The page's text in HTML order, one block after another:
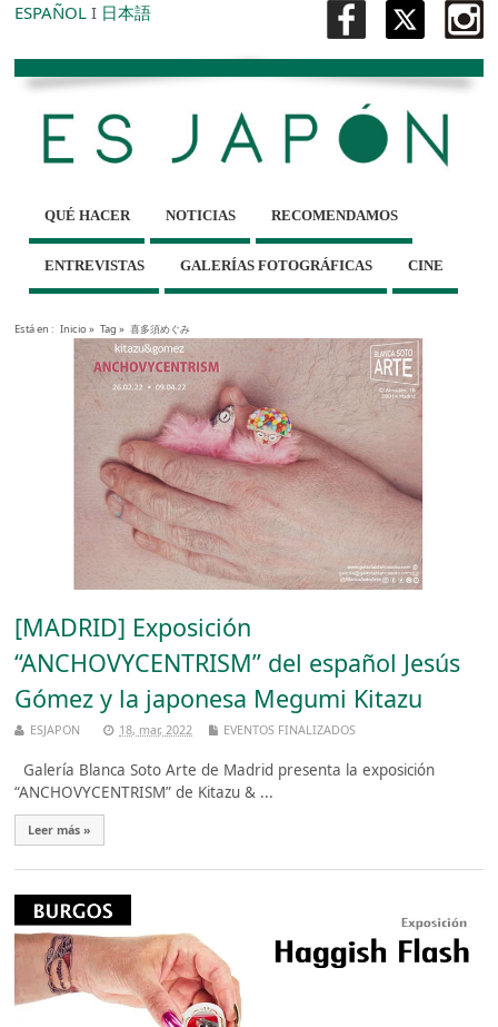
ESPAÑOL I 日本語
QUÉ HACER NOTICIAS RECOMENDAMOS
ENTREVISTAS GALERÍAS FOTOGRÁFICAS CINE
Está en : Inicio» Tag » 喜多須めぐみ
[MADRID] Exposición
“ANCHOVYCENTRISM” del español Jesús
Gómez y la japonesa Megumi Kitazu
ESJAPON 18, mar, 2022 EVENTOS FINALIZADOS
Galería Blanca Soto Arte de Madrid presenta la exposición
“ANCHOVYCENTRISM” de Kitazu & ...
Leer más »